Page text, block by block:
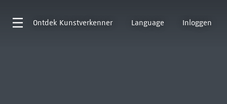
Ontdek Kunstverkenner Language Inloggen